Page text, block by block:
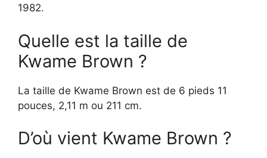
1982.
Quelle est la taille de
Kwame Brown ?
La taille de Kwame Brown est de 6 pieds 11
pouces, 2,11 m ou 211 cm.
D’où vient Kwame Brown ?